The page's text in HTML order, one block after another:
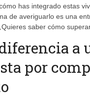
has integrado estas
de averiguarlo es una
saber cómo
a
por